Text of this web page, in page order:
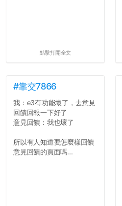
點擊打開全文
#靠交7866
我：e3有功能壞了，去意見
回饋回報一下好了
意見回饋：我也壞了
所以有人知道要怎麼樣回饋
意見回饋的頁面嗎...